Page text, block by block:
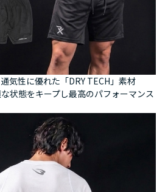
気性に優れた「DRY TECH」素材
状態をキープし最高のパフォーマンス